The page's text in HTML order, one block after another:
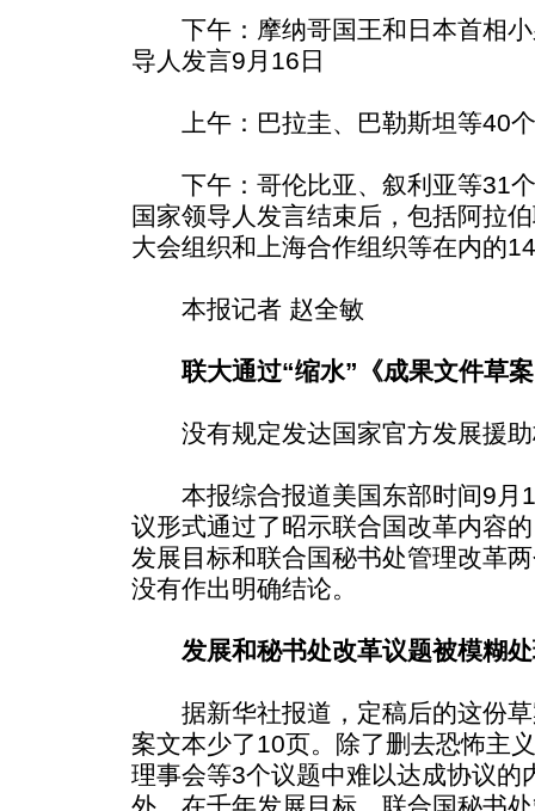
下午：摩纳哥国王和日本首相小
导人发言9月16日
上午：巴拉圭、巴勒斯坦等40个
下午：哥伦比亚、叙利亚等31个
国家领导人发言结束后，包括阿拉
大会组织和上海合作组织等在内的
本报记者 赵全敏
联大通过“缩水”《成果文件草
没有规定发达国家官方发展援助
本报综合报道美国东部时间9月
议形式通过了昭示联合国改革内容
发展目标和联合国秘书处管理改革
没有作出明确结论。
发展和秘书处改革议题被模糊
据新华社报道，定稿后的这份草
案文本少了10页。除了删去恐怖主
理事会等3个议题中难以达成协议的